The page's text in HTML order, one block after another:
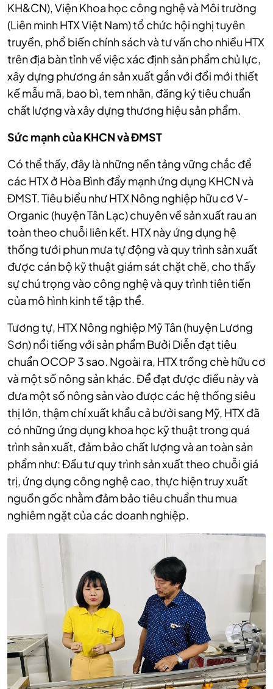
KH&CN), Viện Khoa học công nghệ và Môi trường
(Liên minh HTX Việt Nam) tổ chức hội nghị tuyên
truyền, phổ biến chính sách và tư vấn cho nhiều HTX
trên địa bàn tỉnh về việc xác định sản phẩm chủ lực,
xây dựng phương án sản xuất gắn với đổi mới thiết
kế mẫu mã, bao bì, tem nhãn, đăng ký tiêu chuẩn
chất lượng và xây dựng thương hiệu sản phẩm.
Sức mạnh của KHCN và ĐMST
Có thể thấy, đây là những nền tảng vững chắc để
các HTX ở Hòa Bình đẩy mạnh ứng dụng KHCN và
ĐMST. Tiêu biểu như HTX Nông nghiệp hữu cơ V-
Organic (huyện Tân Lạc) chuyên về sản xuất rau an
toàn theo chuỗi liên kết. HTX này ứng dụng hệ
thống tưới phun mưa tự động và quy trình sản xuất
được cán bộ kỹ thuật giám sát chặt chẽ, cho thấy
sự chú trọng vào công nghệ và quy trình tiên tiến
của mô hình kinh tế tập thể.
Tương tự, HTX Nông nghiệp Mỹ Tân (huyện Lương
Sơn) nổi tiếng với sản phẩm Bưởi Diễn đạt tiêu
chuẩn OCOP 3 sao. Ngoài ra, HTX trồng chè hữu cơ
và một số nông sản khác. Để đạt được điều này và
đưa một số nông sản vào được các hệ thống siêu
thị lớn, thậm chí xuất khẩu cả bưởi sang Mỹ, HTX đã
có những ứng dụng khoa học kỹ thuật trong quá
trình sản xuất, đảm bảo chất lượng và an toàn sản
phẩm như: Đầu tư quy trình sản xuất theo chuỗi giá
trị, ứng dụng công nghệ cao, thực hiện truy xuất
nguồn gốc nhằm đảm bảo tiêu chuẩn thu mua
nghiêm ngặt của các doanh nghiệp.